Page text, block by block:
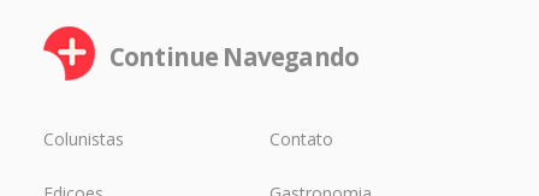
Continue Navegando
Colunistas Contato